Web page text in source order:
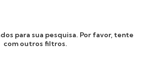
para sua pesquisa. Por favor, tente
com outros filtros.